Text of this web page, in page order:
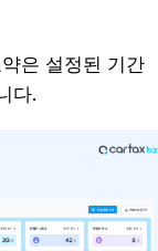
은 설정된 기간
다.